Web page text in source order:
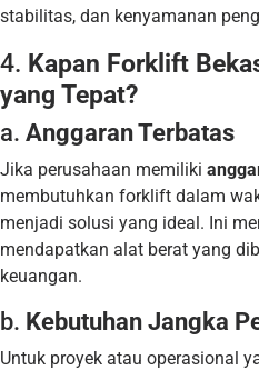
stabilitas, dan kenyamanan
4. Kapan Forklift
yang Tepat?
a. Anggaran Terbatas
Jika perusahaan memiliki
membutuhkan forklift dalam
menjadi solusi yang ideal. Ini
mendapatkan alat berat yang
keuangan.
b. Kebutuhan Jangka
Untuk proyek atau operasional